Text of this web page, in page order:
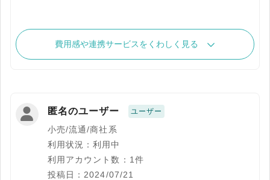
費用感や連携サービスをくわしく見る
匿名のユーザー ユーザー
小売/流通/商社系
利用状況：利用中
利用アカウント数：1件
投稿日：2024/07/21